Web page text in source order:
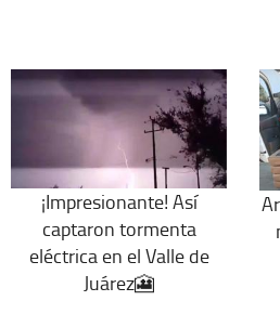
¡Impresionante! Así
captaron tormenta
eléctrica en el Valle de
Juárez🎦